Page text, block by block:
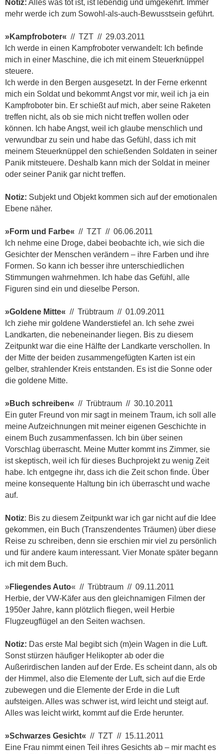
Notiz: Alles was tot ist, ist lebendig und umgekehrt. Immer
mehr werde ich zum Sowohl-als-auch-Bewusstsein geführt.
»Kampfroboter« // TZT // 29.03.2011
Ich werde in einen Kampfroboter verwandelt: Ich befinde
mich in einer Maschine, die ich mit einem Steuerknüppel
steuere.
Ich werde in den Bergen ausgesetzt. In der Ferne erkennt
mich ein Soldat und bekommt Angst vor mir, weil ich ja ein
Kampfroboter bin. Er schießt auf mich, aber seine Raketen
treffen nicht, als ob sie mich nicht treffen wollen oder
können. Ich habe Angst, weil ich glaube menschlich und
verwundbar zu sein und habe das Gefühl, dass ich mit
meinem Steuerknüppel den schießenden Soldaten in seiner
Panik mitsteuere. Deshalb kann mich der Soldat in meiner
oder seiner Panik gar nicht treffen.
Notiz: Subjekt und Objekt kommen sich auf der emotionalen
Ebene näher.
»Form und Farbe« // TZT // 06.06.2011
Ich nehme eine Droge, dabei beobachte ich, wie sich die
Gesichter der Menschen verändern – ihre Farben und ihre
Formen. So kann ich besser ihre unterschiedlichen
Stimmungen wahrnehmen. Ich habe das Gefühl, alle
Figuren sind ein und dieselbe Person.
»Goldene Mitte« // Trübtraum // 01.09.2011
Ich ziehe mir goldene Wanderstiefel an. Ich sehe zwei
Landkarten, die nebeneinander liegen. Bis zu diesem
Zeitpunkt war die eine Hälfte der Landkarte verschollen. In
der Mitte der beiden zusammengefügten Karten ist ein
gelber, strahlender Kreis entstanden. Es ist die Sonne oder
die goldene Mitte.
»Buch schreiben« // Trübtraum // 30.10.2011
Ein guter Freund von mir sagt in meinem Traum, ich soll alle
meine Aufzeichnungen mit meiner eigenen Geschichte in
einem Buch zusammenfassen. Ich bin über seinen
Vorschlag überrascht. Meine Mutter kommt ins Zimmer, sie
ist skeptisch, weil ich für dieses Buchprojekt zu wenig Zeit
habe. Ich entgegne ihr, dass ich die Zeit schon finde. Über
meine konsequente Haltung bin ich überrascht und wache
auf.
Notiz: Bis zu diesem Zeitpunkt war ich gar nicht auf die Idee
gekommen, ein Buch (Transzendentes Träumen) über diese
Reise zu schreiben, denn sie erschien mir viel zu persönlich
und für andere kaum interessant. Vier Monate später begann
ich mit dem Buch.
»Fliegendes Auto« // Trübtraum // 09.11.2011
Herbie, der VW-Käfer aus den gleichnamigen Filmen der
1950er Jahre, kann plötzlich fliegen, weil Herbie
Flugzeugflügel an den Seiten wachsen.
Notiz: Das erste Mal begibt sich (m)ein Wagen in die Luft.
Sonst stürzen häufiger Helikopter ab oder die
Außerirdischen landen auf der Erde. Es scheint dann, als ob
der Himmel, also die Elemente der Luft, sich auf die Erde
zubewegen und die Elemente der Erde in die Luft
aufsteigen. Alles was schwer ist, wird leicht und steigt auf.
Alles was leicht wirkt, kommt auf die Erde herunter.
»Schwarzes Gesicht« // TZT // 15.11.2011
Eine Frau nimmt einen Teil ihres Gesichts ab – mir macht es